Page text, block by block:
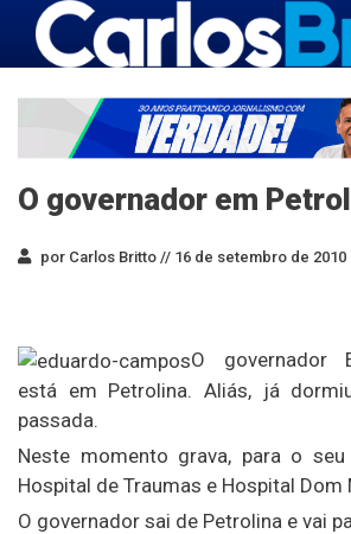
O governador em
por Carlos Britto // 16 de setembro de 2010
O governador
está em Petrolina. Aliás, já
passada.
Neste momento grava, para o seu
Hospital de Traumas e Hospital Dom
O governador sai de Petrolina e vai